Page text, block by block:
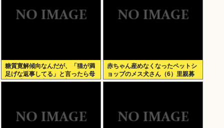
糖質寛解傾向なんだが、「猫が満
足げな返事してる」と言ったら母
親に「お気の毒w」と言われた
赤ちゃん産めなくなったペットシ
ョップのメス犬さん（6）里親募
集されてしまうwww